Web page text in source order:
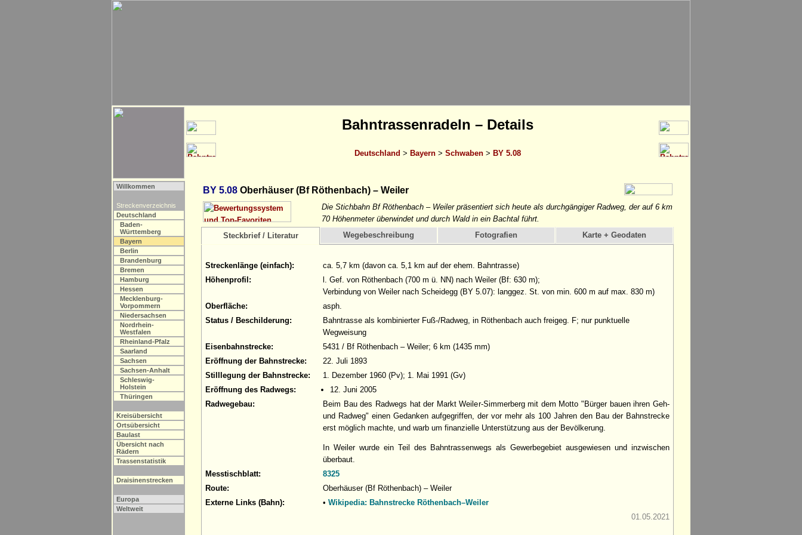
Bahntrassenradeln – Details
Deutschland > Bayern> Schwaben> BY 5.08
Willkommen
Streckenverzeichnis
Deutschland
Baden-
Württemberg
Bayern
Berlin
Brandenburg
Bremen
Hamburg
Hessen
Mecklenburg-
Vorpommern
Niedersachsen
Nordrhein-
Westfalen
Rheinland-Pfalz
Saarland
Sachsen
Sachsen-Anhalt
Schleswig-
Holstein
Thüringen
Kreisübersicht
Ortsübersicht
Baulast
Übersicht nach
Rädern
Trassenstatistik
Draisinenstrecken
Europa
Weltweit
BY 5.08 Oberhäuser (Bf Röthenbach) – Weiler
Die Stichbahn Bf Röthenbach – Weiler präsentiert sich heute als durchgängiger Radweg, der auf 6 km
70 Höhenmeter überwindet und durch Wald in ein Bachtal führt.
Steckbrief / Literatur
Wegebeschreibung Fotografien Karte + Geodaten
Streckenlänge (einfach):
ca. 5,7 km (davon ca. 5,1 km auf der ehem. Bahntrasse)
Höhenprofil:
l. Gef. von Röthenbach (700 m ü. NN) nach Weiler (Bf: 630 m);
Verbindung von Weiler nach Scheidegg (BY 5.07): langgez. St. von min. 600 m auf max. 830 m)
Oberfläche:
asph.
Status / Beschilderung:
Bahntrasse als kombinierter Fuß-/Radweg, in Röthenbach auch freigeg. F; nur punktuelle
Wegweisung
Eisenbahnstrecke:
5431 / Bf Röthenbach – Weiler; 6 km (1435 mm)
Eröffnung der Bahnstrecke:
22. Juli 1893
Stilllegung der Bahnstrecke:
1. Dezember 1960 (Pv); 1. Mai 1991 (Gv)
Eröffnung des Radwegs:
12. Juni 2005
Radwegebau:
Beim Bau des Radwegs hat der Markt Weiler-Simmerberg mit dem Motto "Bürger bauen ihren Geh-
und Radweg" einen Gedanken aufgegriffen, der vor mehr als 100 Jahren den Bau der Bahnstrecke
erst möglich machte, und warb um finanzielle Unterstützung aus der Bevölkerung.
In Weiler wurde ein Teil des Bahntrassenwegs als Gewerbegebiet ausgewiesen und inzwischen
überbaut.
Messtischblatt:
8325
Route:
Oberhäuser (Bf Röthenbach) – Weiler
Externe Links (Bahn):
• Wikipedia: Bahnstrecke Röthenbach–Weiler
01.05.2021